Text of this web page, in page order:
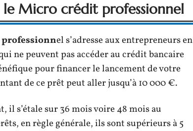
Micro crédit professionnel
el s’adresse aux entrepreneurs en
ne peuvent pas accéder au crédit bancaire
pour financer le lancement de votre
de ce prêt peut aller jusqu’à 10 000 €.
il s’étale sur 36 mois voire 48 mois au
en règle générale, ils sont supérieurs à 5